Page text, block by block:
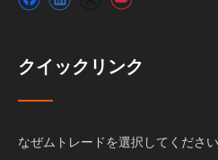
クイックリンク
なぜムトレードを選択してください